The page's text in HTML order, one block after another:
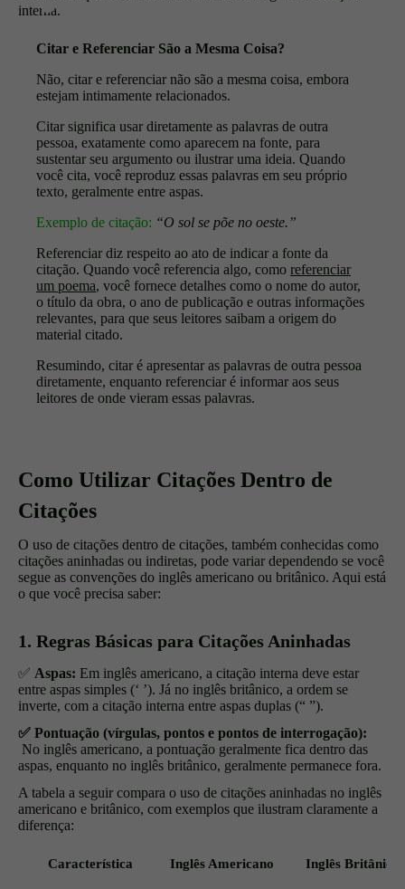
interna.
Citar e Referenciar São a Mesma Coisa?
Não, citar e referenciar não são a mesma coisa, embora
estejam intimamente relacionados.
Citar significa usar diretamente as palavras de outra
pessoa, exatamente como aparecem na fonte, para
sustentar seu argumento ou ilustrar uma ideia. Quando
você cita, você reproduz essas palavras em seu próprio
texto, geralmente entre aspas.
Exemplo de citação: “O sol se põe no oeste.”
Referenciar diz respeito ao ato de indicar a fonte da
citação. Quando você referencia algo, como referenciar
um poema, você fornece detalhes como o nome do autor,
o título da obra, o ano de publicação e outras informações
relevantes, para que seus leitores saibam a origem do
material citado.
Resumindo, citar é apresentar as palavras de outra pessoa
diretamente, enquanto referenciar é informar aos seus
leitores de onde vieram essas palavras.
Como Utilizar Citações Dentro de
Citações
O uso de citações dentro de citações, também conhecidas como
citações aninhadas ou indiretas, pode variar dependendo se você
segue as convenções do inglês americano ou britânico. Aqui está
o que você precisa saber:
1. Regras Básicas para Citações Aninhadas
✅ Aspas: Em inglês americano, a citação interna deve estar
entre aspas simples (‘ ’). Já no inglês britânico, a ordem se
inverte, com a citação interna entre aspas duplas (“ ”).
✅ Pontuação (vírgulas, pontos e pontos de interrogação):
No inglês americano, a pontuação geralmente fica dentro das
aspas, enquanto no inglês britânico, geralmente permanece fora.
A tabela a seguir compara o uso de citações aninhadas no inglês
americano e britânico, com exemplos que ilustram claramente a
diferença:
Característica Inglês Americano Inglês Britânico